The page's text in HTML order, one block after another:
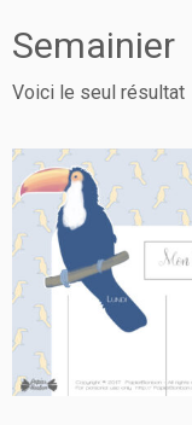
Semainier
Voici le seul résultat